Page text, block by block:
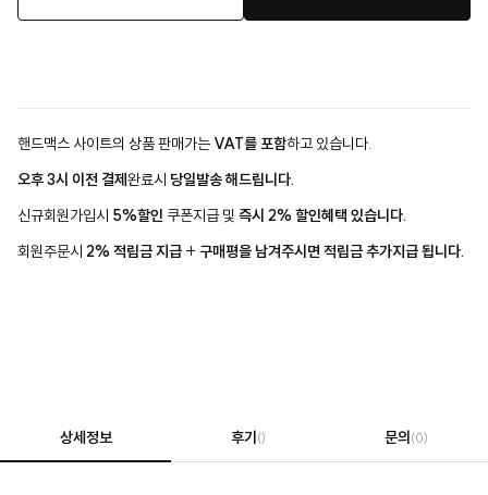
핸드맥스 사이트의 상품 판매가는 VAT를 포함하고 있습니다.
오후 3시 이전 결제완료시 당일발송 해드립니다.
신규회원가입시 5%할인 쿠폰지급 및 즉시 2% 할인혜택 있습니다.
회원주문시 2% 적립금 지급 + 구매평을 남겨주시면 적립금 추가지급 됩니다.
상세정보 후기() 문의(0)